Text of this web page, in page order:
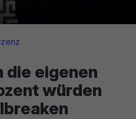
die eigenen
würden